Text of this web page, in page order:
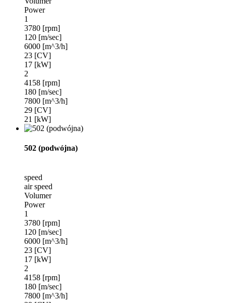
Power
1
3780 [rpm]
120 [m/sec]
6000 [m^3/h]
23 [CV]
17 [kW]
2
4158 [rpm]
180 [m/sec]
7800 [m^3/h]
29 [CV]
21 [kW]
502 (podwójna)
speed
air speed
Volumer
Power
1
3780 [rpm]
120 [m/sec]
6000 [m^3/h]
23 [CV]
17 [kW]
2
4158 [rpm]
180 [m/sec]
7800 [m^3/h]